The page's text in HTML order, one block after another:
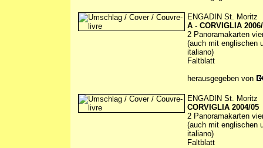
ENGADIN St. Moritz
A - CORVIGLIA
2 Panoramakarten
(auch mit englischen
italiano)
Faltblatt
herausgegeben von
ENGADIN St. Moritz
CORVIGLIA 2004/05
2 Panoramakarten
(auch mit englischen
italiano)
Faltblatt